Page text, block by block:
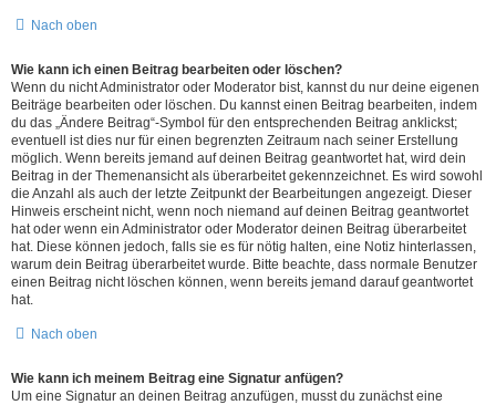
Nach oben
Wie kann ich einen Beitrag bearbeiten oder löschen?
Wenn du nicht Administrator oder Moderator bist, kannst du nur deine eigenen
Beiträge bearbeiten oder löschen. Du kannst einen Beitrag bearbeiten, indem
du das „Ändere Beitrag“-Symbol für den entsprechenden Beitrag anklickst;
eventuell ist dies nur für einen begrenzten Zeitraum nach seiner Erstellung
möglich. Wenn bereits jemand auf deinen Beitrag geantwortet hat, wird dein
Beitrag in der Themenansicht als überarbeitet gekennzeichnet. Es wird sowohl
die Anzahl als auch der letzte Zeitpunkt der Bearbeitungen angezeigt. Dieser
Hinweis erscheint nicht, wenn noch niemand auf deinen Beitrag geantwortet
hat oder wenn ein Administrator oder Moderator deinen Beitrag überarbeitet
hat. Diese können jedoch, falls sie es für nötig halten, eine Notiz hinterlassen,
warum dein Beitrag überarbeitet wurde. Bitte beachte, dass normale Benutzer
einen Beitrag nicht löschen können, wenn bereits jemand darauf geantwortet
hat.
Nach oben
Wie kann ich meinem Beitrag eine Signatur anfügen?
Um eine Signatur an deinen Beitrag anzufügen, musst du zunächst eine